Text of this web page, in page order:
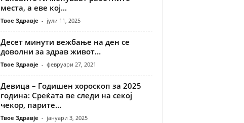
места, а еве кој...
Твое Здравје - јули 11, 2025
Десет минути вежбање на ден се
доволни за здрав живот…
Твое Здравје - февруари 27, 2021
Девица – Годишен хороскоп за 2025
година: Среќата ве следи на секој
чекор, парите...
Твое Здравје - јануари 3, 2025